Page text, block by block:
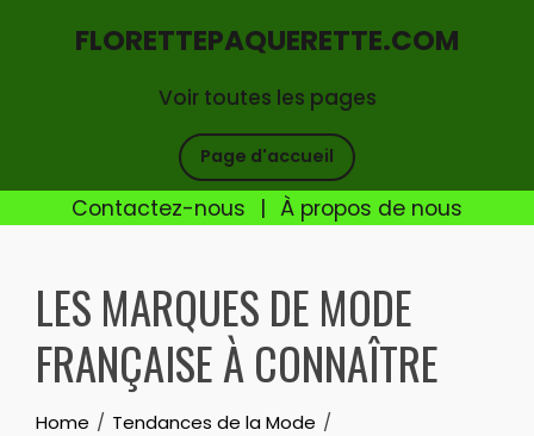
Voir toutes les pages
FLORETTEPAQUERETTE.COM
Page d'accueil
Contactez-nous | À propos de nous
contentLES MARQUES DE MODE
FRANÇAISE À CONNAÎTRE
Home
Tendances de la Mode